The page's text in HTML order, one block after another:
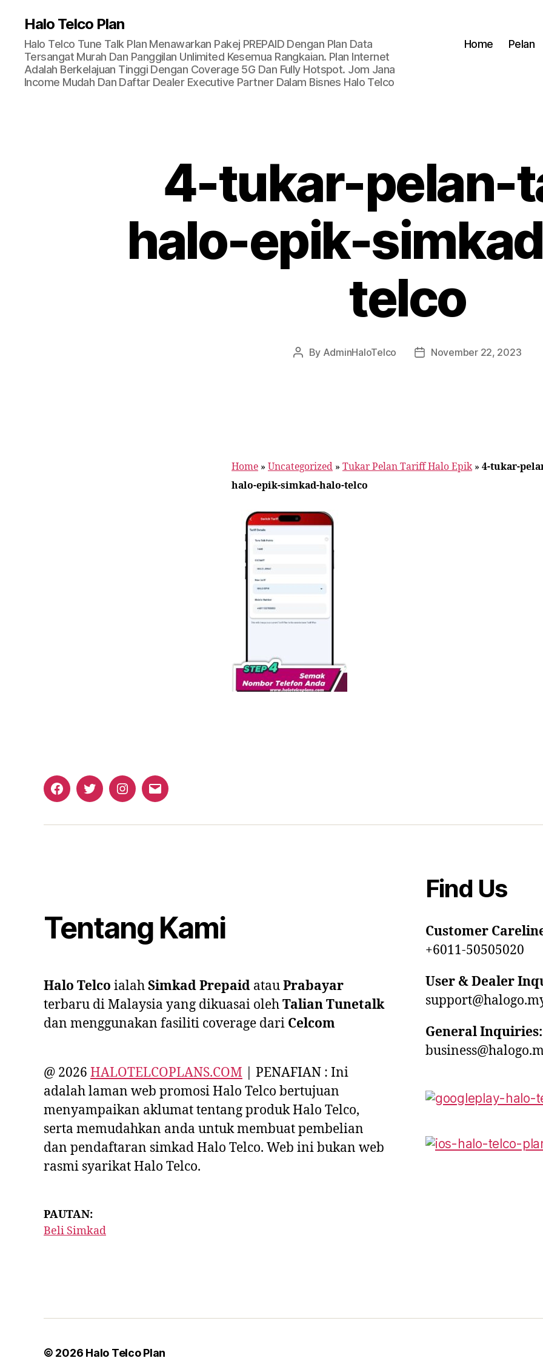
Halo Telco Plan
Halo Telco Tune Talk Plan Menawarkan Pakej PREPAID Dengan Plan Data
Tersangat Murah Dan Panggilan Unlimited Kesemua Rangkaian. Plan Internet
Adalah Berkelajuan Tinggi Dengan Coverage 5G Dan Fully Hotspot. Jom Jana
Income Mudah Dan Daftar Dealer Executive Partner Dalam Bisnes Halo Telco
Home Pelan
4-tukar-pelan-
halo-epik-
telco
Post
By AdminHaloTelco
PostNovember 22, 2023
Home » Uncategorized » Tukar Pelan Tariff Halo Epik» 4-tukar-
halo-epik-simkad-halo-telco
FacebookTwitterInstagram
Email
Tentang Kami
Halo Telco ialahSimkad Prepaid atauPrabayar
terbaru di Malaysia yang dikuasai olehTalian Tunetalk
dan menggunakan fasiliti coverage dari Celcom
@ 2026 HALOTELCOPLANS.COM | PENAFIAN : Ini
adalah laman web promosi Halo Telco bertujuan
menyampaikan aklumat tentang produk Halo Telco,
serta memudahkan anda untuk membuat pembelian
dan pendaftaran simkad Halo Telco. Web ini bukan web
rasmi syarikat Halo Telco.
PAUTAN:
Beli Simkad
Find Us
Customer
+6011-50505020
User & Dealer
General Inquiries:
© 2026 Halo Telco Plan